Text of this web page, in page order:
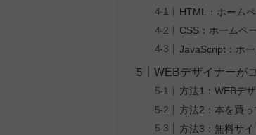
HTML：ホーム
CSS：ホームペ
JavaScript：ホ
WEBデザイナーが
方法1：WEBデ
方法2：本を買っ
方法3：無料サ